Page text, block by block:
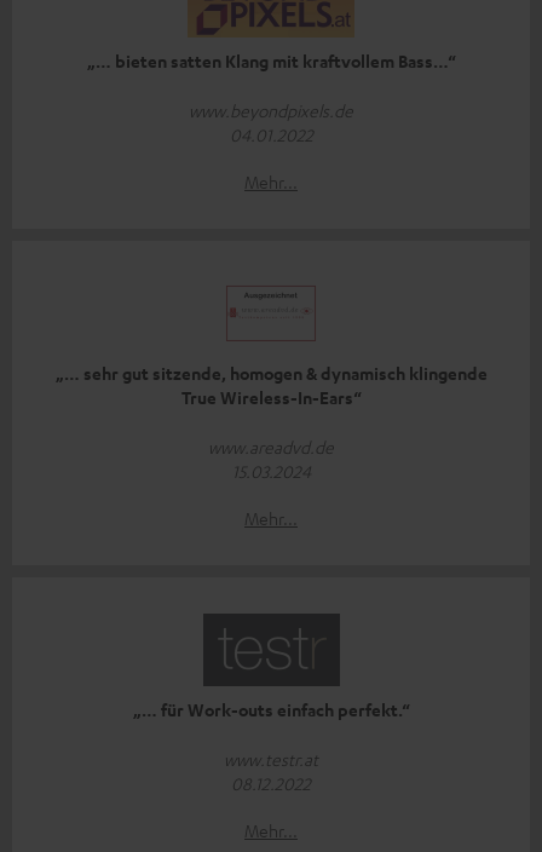
„… bieten satten Klang mit kraftvollem Bass…“
www.beyondpixels.de
04.01.2022
Mehr...
„… sehr gut sitzende, homogen & dynamisch klingende
True Wireless-In-Ears“
www.areadvd.de
15.03.2024
Mehr...
„… für Work-outs einfach perfekt.“
www.testr.at
08.12.2022
Mehr...